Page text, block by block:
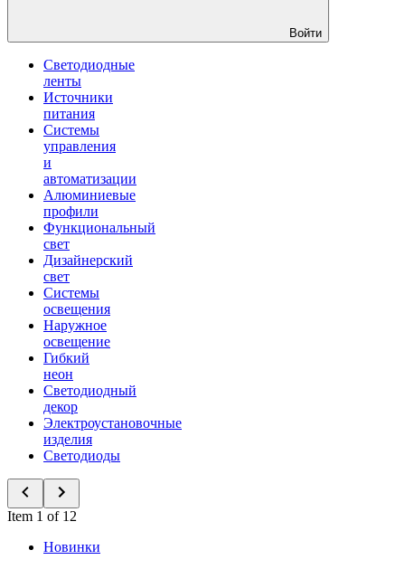
Войти
Светодиодные
ленты
Источники
питания
Системы
управления
и
автоматизации
Алюминиевые
профили
Функциональный
свет
Дизайнерский
свет
Системы
освещения
Наружное
освещение
Гибкий
неон
Светодиодный
декор
Электроустановочные
изделия
Светодиоды
Item 1 of 12
Новинки